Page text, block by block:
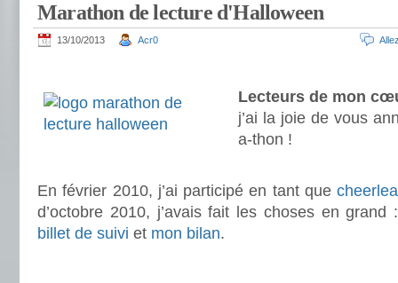
Marathon de lecture d'Halloween
13/10/2013 Acr0
Lecteurs de mon
j’ai la joie de vous
a-thon !
En février 2010, j’ai participé en tant que
d’octobre 2010, j’avais fait les choses en
billet de suivi et mon bilan.